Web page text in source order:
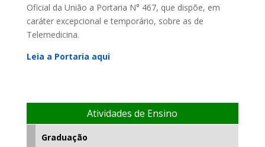
Oficial da União a Portaria N° 467, que dispõe, em
caráter excepcional e temporário, sobre as de
Telemedicina.
Leia a Portaria aqui
Atividades de Ensino
Graduação